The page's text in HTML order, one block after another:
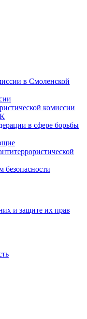
в Смоленской
комиссии
в сфере борьбы
безопасности
и защите их прав